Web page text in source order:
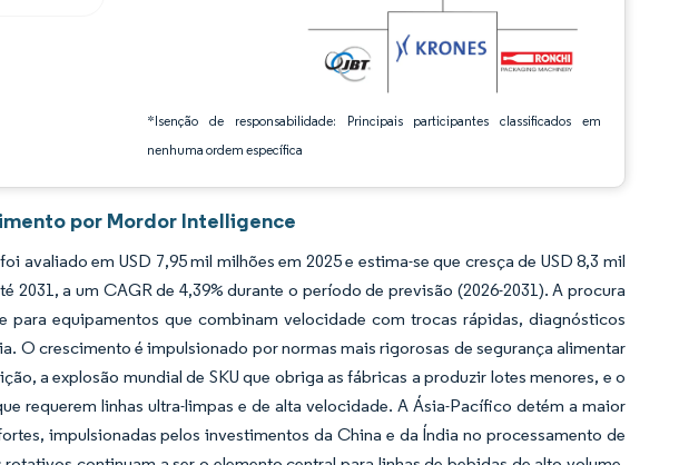
*Isenção de responsabilidade: Principais participantes classificados em
nenhuma ordem específica
por Mordor Intelligence
avaliado em USD 7,95 mil milhões em 2025 e estima-se que cresça de USD 8,3 mil
2031, a um CAGR de 4,39% durante o período de previsão (2026-2031). A procura
para equipamentos que combinam velocidade com trocas rápidas, diagnósticos
O crescimento é impulsionado por normas mais rigorosas de segurança alimentar
a explosão mundial de SKU que obriga as fábricas a produzir lotes menores, e o
requerem linhas ultra-limpas e de alta velocidade. A Ásia-Pacífico detém a maior
impulsionadas pelos investimentos da China e da Índia no processamento de